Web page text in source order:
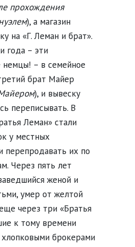
прохождения
), а магазин
на «Г. Леман и брат».
года – эти
немцы! – в семейное
брат Майер
), и вывеску
переписывать. В
Леман» стали
у местных
перепродавать их по
Через пять лет
женой и
умер от желтой
через три «Братья
к тому времени
брокерами